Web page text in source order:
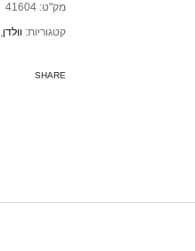
מק"ט: 41604
קטגוריות: וולדן,
SHARE